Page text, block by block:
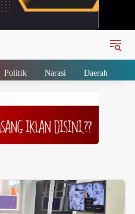
Politik Narasi Daerah